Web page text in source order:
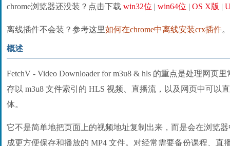
chrome浏览器还没装？点击下载 win32位 | win64位 | OS X版 |
离线插件不会装？参考这里如何在chrome中离线安装crx插件。
概述
FetchV - Video Downloader for m3u8 & hls 的重点是处理网页
存以 m3u8 文件索引的 HLS 视频、直播流，以及网页中可以
体。
它不是简单地把页面上的视频地址复制出来，而是会在浏览
成更方便保存和播放的 MP4 文件。对经常需要备份课程、直